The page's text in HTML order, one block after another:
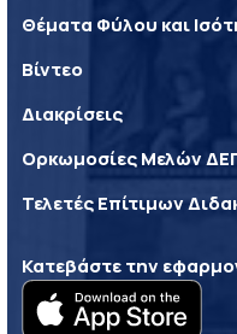
Θέματα Φύλου και
Βίντεο
Διακρίσεις
Ορκωμοσίες Μελών
Τελετές Επίτιμων
Κατεβάστε την